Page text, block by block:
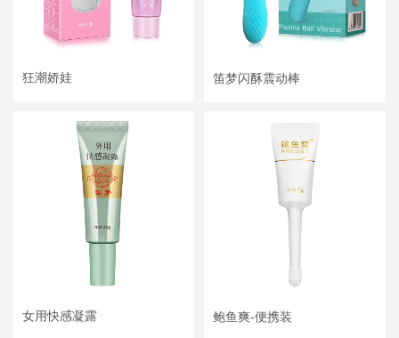
狂潮娇娃 笛梦闪酥震动棒
女用快感凝露 鲍鱼爽-便携装